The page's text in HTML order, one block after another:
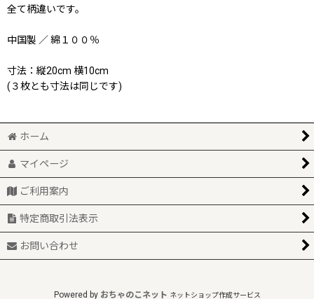
全て柄違いです。
中国製 ／ 綿１００％
寸法：縦20cm 横10cm
(３枚とも寸法は同じです)
ホーム
マイページ
ご利用案内
特定商取引法表示
お問い合わせ
Powered by おちゃのこネット ネットショップ作成サービス